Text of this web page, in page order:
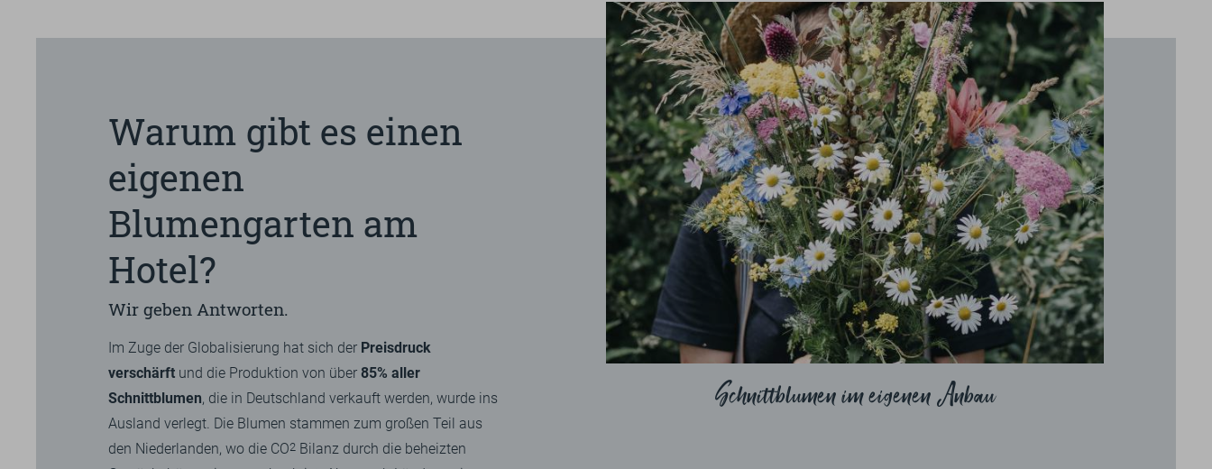
Warum gibt es einen
eigenen
Blumengarten am
Hotel?
Wir geben Antworten.
Im Zuge der Globalisierung hat sich der Preisdruck
verschärft und die Produktion von über 85% aller
Schnittblumen, die in Deutschland verkauft werden, wurde ins
Ausland verlegt. Die Blumen stammen zum großen Teil aus
den Niederlanden, wo die CO2 Bilanz durch die beheizten
Schnittblumen im eigenen Anbau